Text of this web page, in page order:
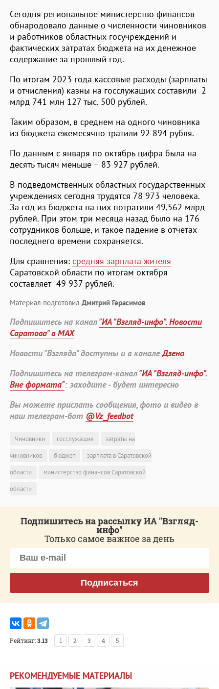
Сегодня региональное министерство финансов
обнародовало данные о численности чиновников
и работников областных госучреждений и
фактических затратах бюджета на их денежное
содержание за прошлый год.
По итогам 2023 года кассовые расходы (зарплаты
и отчисления) казны на госслужащих составили 2
млрд 741 млн 127 тыс. 500 рублей.
Таким образом, в среднем на одного чиновника
из бюджета ежемесячно тратили 92 894 рубля.
По данным с января по октябрь цифра была на
десять тысяч меньше – 83 927 рублей.
В подведомственных областных государственных
учреждениях сегодня трудятся 78 973 человека.
За год из бюджета на них потратили 49,562 млрд
рублей. При этом три месяца назад было на 176
сотрудников больше, и такое падение в отчетах
последнего времени сохраняется.
Для сравнения: средняя зарплата жителя
Саратовской области по итогам октября
составляет 49 937 рублей.
Материал подготовил Дмитрий Герасимов
Подпишитесь на канал"ИА "Взгляд-инфо". Новости
Саратова" в MAX
Новости "Взгляда" доступны и в каналеДзена
Подпишитесь на телеграм-канал"ИА "Взгляд-инфо".
Вне формата": заходите - будет интересно
Вы можете прислать сообщения, фото и видео в
наш телеграм-бот @Vz_feedbot
Чиновники госслужащие
затраты на
чиновников
бюджет
зарплата в Саратовской
области
министерство финансов Саратовской
области
Подпишитесь на рассылку ИА "Взгляд-
инфо"
Только самое важное за день
Подписаться
Рейтинг:3.13 1 2 3 4 5
РЕКОМЕНДУЕМЫЕ МАТЕРИАЛЫ